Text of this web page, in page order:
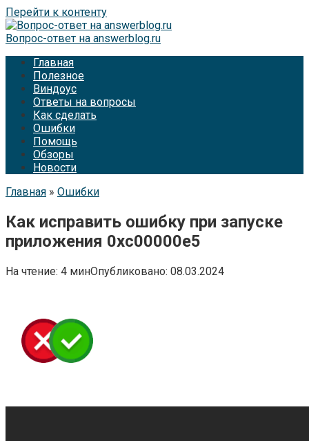
Перейти к контенту
Вопрос-ответ на answerblog.ru
Главная
Полезное
Виндоус
Ответы на вопросы
Как сделать
Ошибки
Помощь
Обзоры
Новости
Главная » Ошибки
Как исправить ошибку при запуске
приложения 0xc00000e5
На чтение: 4 минОпубликовано: 08.03.2024